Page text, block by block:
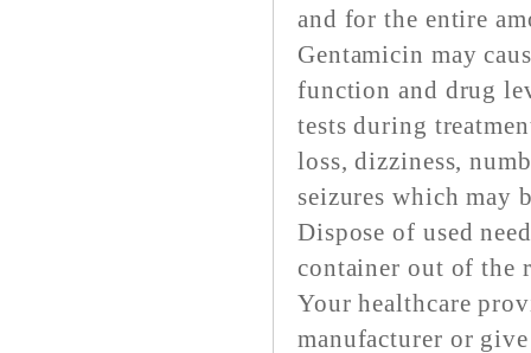
and for the entire
Gentamicin may
function and drug
tests during
loss, dizziness,
seizures which may
Dispose of used
container out of the
Your healthcare
manufacturer or